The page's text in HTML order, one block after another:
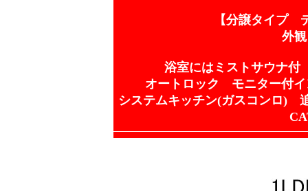
【分譲タイプ
外
浴室にはミストサウナ
オートロック モニター付
システムキッチン(ガスコン